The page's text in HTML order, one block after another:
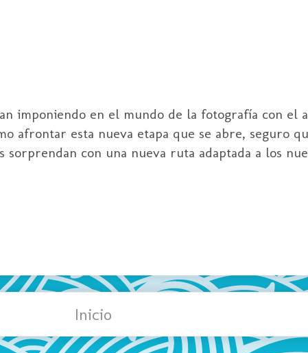
imponiendo en el mundo de la fotografía con el
afrontar esta nueva etapa que se abre, seguro
con una nueva ruta adaptada a los
Inicio